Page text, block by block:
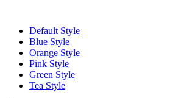
Default Style
Blue Style
Orange Style
Pink Style
Green Style
Tea Style